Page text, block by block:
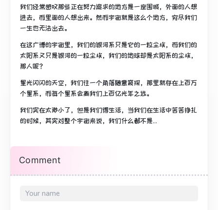
我们经常感叹那些正在努力追求的地方是一座围城，外面的人想
进去，而里面的人想出来。然而宇宙就是这么个地方，穷尽我们
一生也无法出去。
在这广博的宇宙里，我们的银河系只是它的一粒尘埃，而我们的
太阳系又只是银河的一粒尘埃，我们的地球却是太阳系的尘埃，
那人呢？
星光闪闪的天空，我们往一个角落随意窥探，那里就存在上百万
个星系，而每个星系会离我们上百亿光年之远。
我们实在太渺小了，但是我们得生活，当我们在生活中苦苦挣扎
的时候，其实对整个宇宙来说，我们什么都不是...
Comment